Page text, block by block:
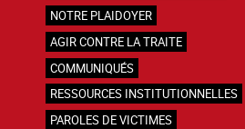
NOTRE PLAIDOYER
AGIR CONTRE LA TRAITE
COMMUNIQUÉS
RESSOURCES INSTITUTIONNELLES
PAROLES DE VICTIMES